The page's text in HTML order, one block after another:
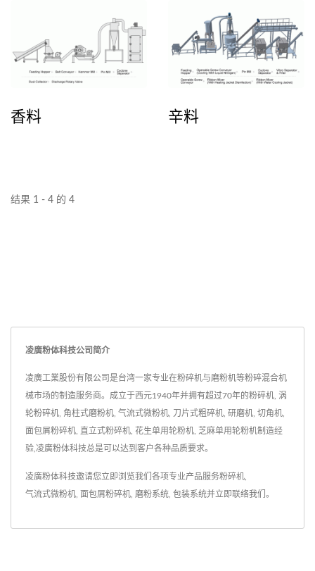
香料 辛料
结果 1 - 4 的 4
凌廣粉体科技公司简介
凌廣工業股份有限公司是台湾一家专业在粉碎机与磨粉机等粉碎混合机
械市场的制造服务商。成立于西元1940年并拥有超过70年的粉碎机, 涡
轮粉碎机, 角柱式磨粉机, 气流式微粉机, 刀片式粗碎机, 研磨机, 切角机,
面包屑粉碎机, 直立式粉碎机, 花生单用轮粉机, 芝麻单用轮粉机制造经
验,凌廣粉体科技总是可以达到客户各种品质要求。
凌廣粉体科技邀请您立即浏览我们各项专业产品服务粉碎机
气流式微粉机 面包屑粉碎机 磨粉系统 包装系统并 立即联络我们 。